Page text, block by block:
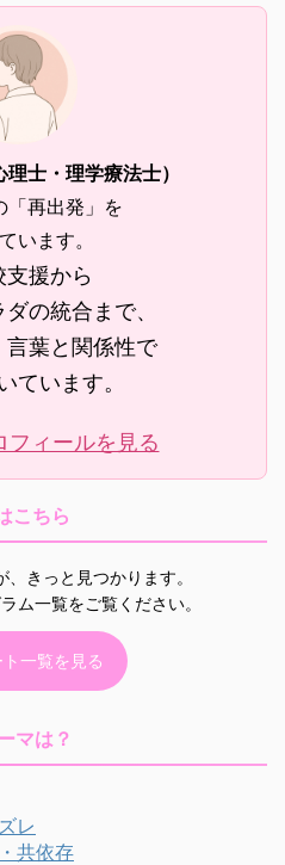
士・理学療法士）
「再出発」を
います。
支援から
の統合まで、
言葉と関係性で
ています。
ィールを見る
こちら
きっと見つかります。
ム一覧をご覧ください。
一覧を見る
マは？
レ
共依存